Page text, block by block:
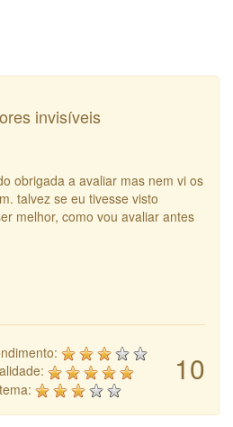
invisíveis
obrigada a avaliar mas nem vi os
talvez se eu tivesse visto
melhor, como vou avaliar antes
10